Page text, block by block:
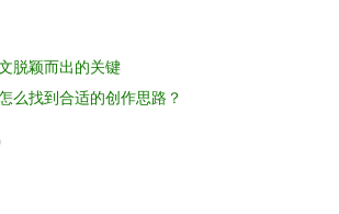
脱颖而出的关键
么找到合适的创作思路？